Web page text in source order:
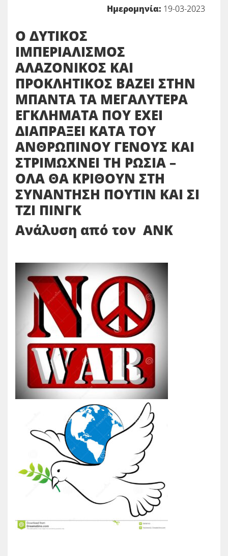
Ημερομηνία: 19-03-2023
Ο ΔΥΤΙΚΟΣ
ΙΜΠΕΡΙΑΛΙΣΜΟΣ
ΑΛΑΖΟΝΙΚΟΣ ΚΑΙ
ΠΡΟΚΛΗΤΙΚΟΣ ΒΑΖΕΙ ΣΤΗΝ
ΜΠΑΝΤΑ ΤΑ ΜΕΓΑΛΥΤΕΡΑ
ΕΓΚΛΗΜΑΤΑ ΠΟΥ ΕΧΕΙ
ΔΙΑΠΡΑΞΕΙ ΚΑΤΑ ΤΟΥ
ΑΝΘΡΩΠΙΝΟΥ ΓΕΝΟΥΣ ΚΑΙ
ΣΤΡΙΜΩΧΝΕΙ ΤΗ ΡΩΣΙΑ –
ΟΛΑ ΘΑ ΚΡΙΘΟΥΝ ΣΤΗ
ΣΥΝΑΝΤΗΣΗ ΠΟΥΤΙΝ ΚΑΙ ΣΙ
ΤΖΙ ΠΙΝΓΚ
Ανάλυση από τον ΑΝΚ